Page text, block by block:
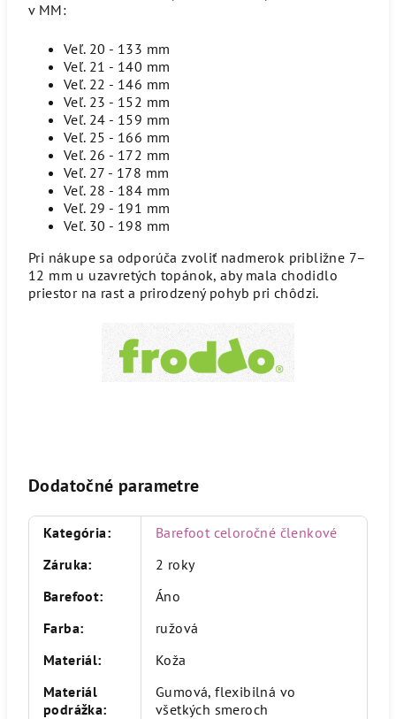
v MM:
Veľ. 20 - 133 mm
Veľ. 21 - 140 mm
Veľ. 22 - 146 mm
Veľ. 23 - 152 mm
Veľ. 24 - 159 mm
Veľ. 25 - 166 mm
Veľ. 26 - 172 mm
Veľ. 27 - 178 mm
Veľ. 28 - 184 mm
Veľ. 29 - 191 mm
Veľ. 30 - 198 mm
Pri nákupe sa odporúča zvoliť nadmerok približne 7–
12 mm u uzavretých topánok, aby mala chodidlo
priestor na rast a prirodzený pohyb pri chôdzi.
Dodatočné parametre
Kategória:
Barefoot celoročné členkové
Záruka:
2 roky
Barefoot:
Áno
Farba:
ružová
Materiál:
Koža
Materiál
podrážka:
Gumová, flexibilná vo
všetkých smeroch